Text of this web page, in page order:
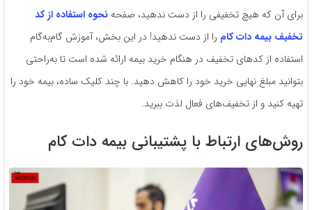
برای آن که هیچ تخفیفی را از دست ندهید، صفحه نحوه استفاده از کد
تخفیف بیمه دات کام را از دست ندهید! در این بخش، آموزش گام‌به‌گام
استفاده از کدهای تخفیف در هنگام خرید بیمه ارائه شده است تا به‌راحتی
بتوانید مبلغ نهایی خرید خود را کاهش دهید. با چند کلیک ساده، بیمه خود را
تهیه کنید و از تخفیف‌های فعال لذت ببرید.
روش‌های ارتباط با پشتیبانی بیمه دات کام